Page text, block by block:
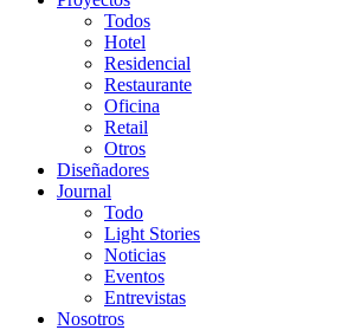
Todos
Hotel
Residencial
Restaurante
Oficina
Retail
Otros
Diseñadores
Journal
Todo
Light Stories
Noticias
Eventos
Entrevistas
Nosotros